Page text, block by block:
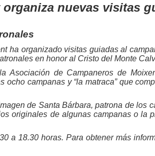
nuevas visitas
ha organizado visitas guiadas al
en honor al Cristo del Monte
de Campaneros de
campanas y “la matraca” que
de Santa Bárbara, patrona de los
originales de algunas campanas o la
a 18.30 horas. Para obtener más